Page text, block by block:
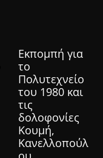
Εκπομπή για
το
Πολυτεχνείο
του 1980 και
τις
δολοφονίες
Κουμή,
Κανελλοπούλ